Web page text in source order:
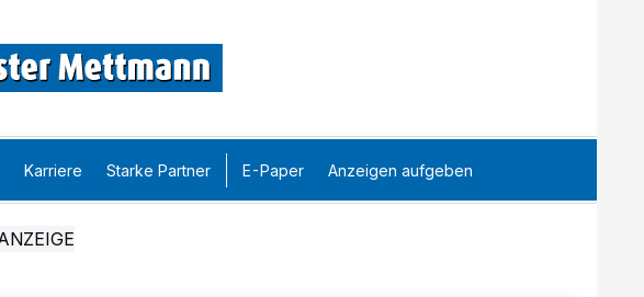
Karriere Starke Partner E-Paper Anzeigen aufgeben